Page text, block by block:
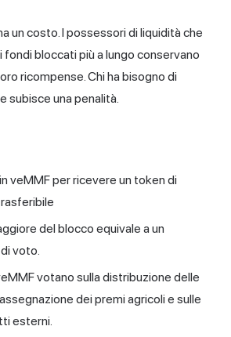
un costo. I possessori di liquidità che
bloccati più a lungo conservano
ricompense. Chi ha bisogno di
subisce una penalità.
veMMF per ricevere un token di
del blocco equivale a un
voto.
votano sulla distribuzione delle
dei premi agricoli e sulle
esterni.